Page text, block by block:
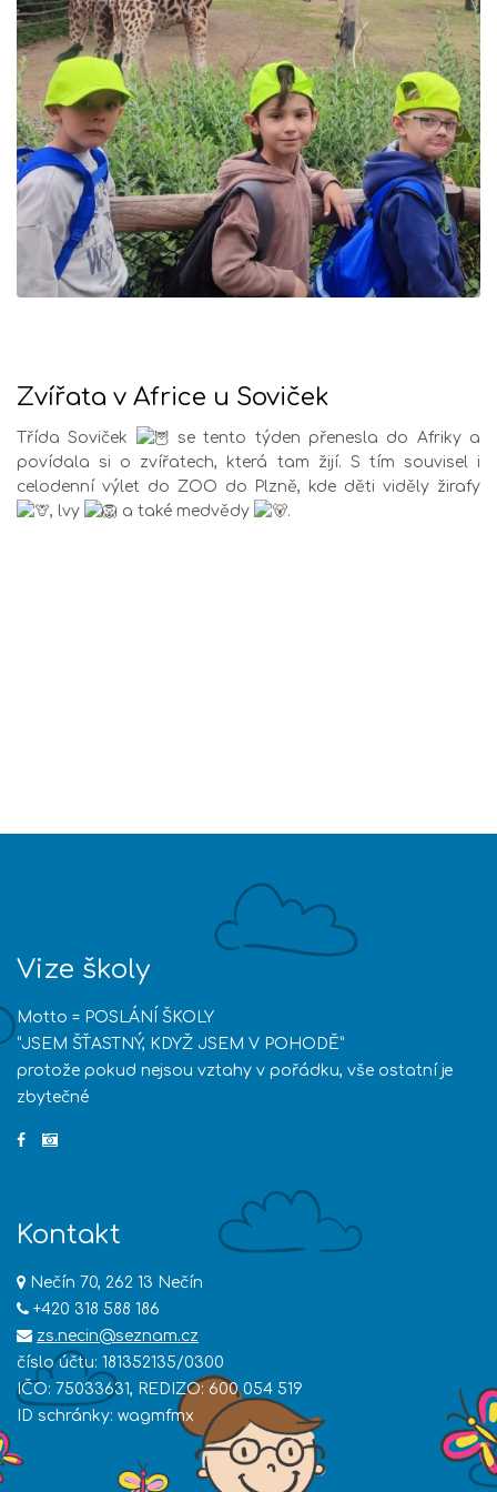
Zvířata v Africe u Soviček
Třída Soviček
se tento týden přenesla do Afriky a
povídala si o zvířatech, která tam žijí. S tím souvisel i
celodenní výlet do ZOO do Plzně, kde děti viděly žirafy
, lvy
a také medvědy .
Vize školy
Motto = POSLÁNÍ ŠKOLY
“JSEM ŠŤASTNÝ, KDYŽ JSEM V POHODĚ”
protože pokud nejsou vztahy v pořádku, vše ostatní je
zbytečné
Kontakt
Nečín 70, 262 13 Nečín
+420 318 588 186
zs.necin@seznam.cz
číslo účtu: 181352135/0300
IČO: 75033631, REDIZO: 600 054 519
ID schránky: wagmfmx